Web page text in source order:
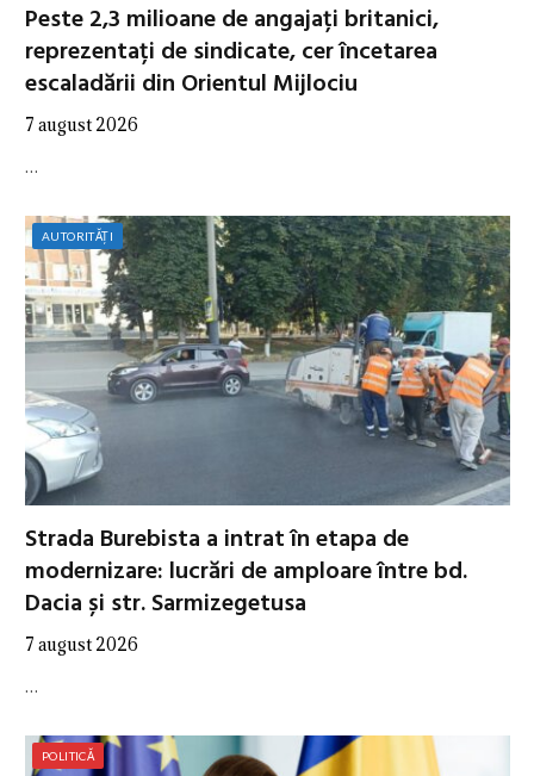
Peste 2,3 milioane de angajați britanici,
reprezentați de sindicate, cer încetarea
escaladării din Orientul Mijlociu
7 august 2026
…
AUTORITĂȚI
Strada Burebista a intrat în etapa de
modernizare: lucrări de amploare între bd.
Dacia și str. Sarmizegetusa
7 august 2026
…
POLITICĂ